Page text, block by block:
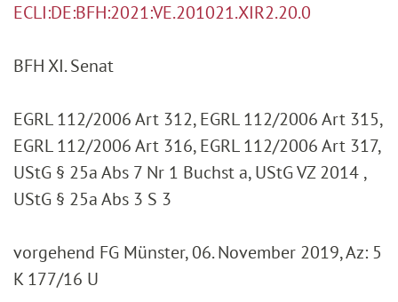
ECLI:DE:BFH:2021:VE.201021.XIR2.20.0
BFH XI. Senat
EGRL 112/2006 Art 312, EGRL 112/2006 Art 315,
EGRL 112/2006 Art 316, EGRL 112/2006 Art 317,
UStG § 25a Abs 7 Nr 1 Buchst a, UStG VZ 2014 ,
UStG § 25a Abs 3 S 3
vorgehend FG Münster, 06. November 2019, Az: 5
K 177/16 U